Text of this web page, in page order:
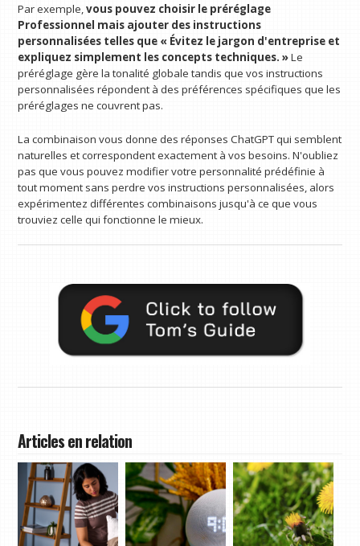
Par exemple,vous pouvez choisir le préréglage
Professionnel mais ajouter des instructions
personnalisées telles que « Évitez le jargon d'entreprise et
expliquez simplement les concepts techniques. »Le
préréglage gère la tonalité globale tandis que vos instructions
personnalisées répondent à des préférences spécifiques que les
préréglages ne couvrent pas.
La combinaison vous donne des réponses ChatGPT qui semblent
naturelles et correspondent exactement à vos besoins. N'oubliez
pas que vous pouvez modifier votre personnalité prédéfinie à
tout moment sans perdre vos instructions personnalisées, alors
expérimentez différentes combinaisons jusqu'à ce que vous
trouviez celle qui fonctionne le mieux.
Articles en relation